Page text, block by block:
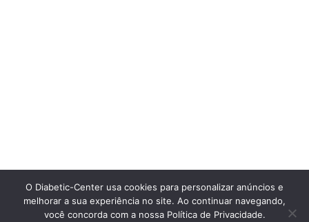
O Diabetic-Center usa cookies para personalizar anúncios e
melhorar a sua experiência no site. Ao continuar navegando,
você concorda com a nossa Política de Privacidade.